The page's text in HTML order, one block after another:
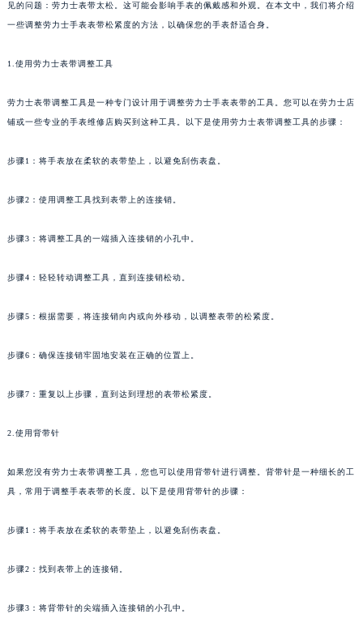
见的问题：劳力士表带太松。这可能会影响手表的佩戴感和外观。在本文中，我们将介绍
一些调整劳力士手表表带松紧度的方法，以确保您的手表舒适合身。
1.使用劳力士表带调整工具
劳力士表带调整工具是一种专门设计用于调整劳力士手表表带的工具。您可以在劳力士店
铺或一些专业的手表维修店购买到这种工具。以下是使用劳力士表带调整工具的步骤：
步骤1：将手表放在柔软的表带垫上，以避免刮伤表盘。
步骤2：使用调整工具找到表带上的连接销。
步骤3：将调整工具的一端插入连接销的小孔中。
步骤4：轻轻转动调整工具，直到连接销松动。
步骤5：根据需要，将连接销向内或向外移动，以调整表带的松紧度。
步骤6：确保连接销牢固地安装在正确的位置上。
步骤7：重复以上步骤，直到达到理想的表带松紧度。
2.使用背带针
如果您没有劳力士表带调整工具，您也可以使用背带针进行调整。背带针是一种细长的工
具，常用于调整手表表带的长度。以下是使用背带针的步骤：
步骤1：将手表放在柔软的表带垫上，以避免刮伤表盘。
步骤2：找到表带上的连接销。
步骤3：将背带针的尖端插入连接销的小孔中。